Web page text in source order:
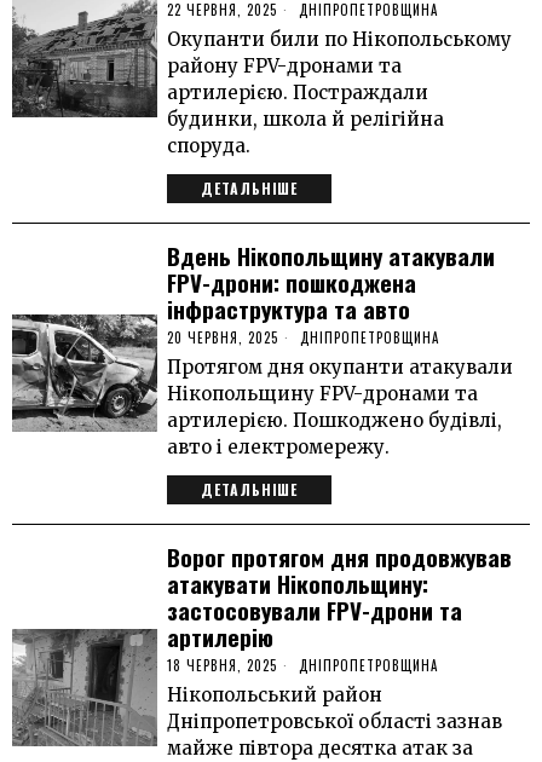
22 ЧЕРВНЯ, 2025 ДНІПРОПЕТРОВЩИНА
Окупанти били по Нікопольському
району FPV-дронами та
артилерією. Постраждали
будинки, школа й релігійна
споруда.
ДЕТАЛЬНІШЕ
Вдень Нікопольщину атакували
FPV-дрони: пошкоджена
інфраструктура та авто
20 ЧЕРВНЯ, 2025 ДНІПРОПЕТРОВЩИНА
Протягом дня окупанти атакували
Нікопольщину FPV-дронами та
артилерією. Пошкоджено будівлі,
авто і електромережу.
ДЕТАЛЬНІШЕ
Ворог протягом дня продовжував
атакувати Нікопольщину:
застосовували FPV-дрони та
артилерію
18 ЧЕРВНЯ, 2025 ДНІПРОПЕТРОВЩИНА
Нікопольський район
Дніпропетровської області зазнав
майже півтора десятка атак за